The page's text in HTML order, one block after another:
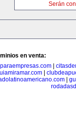
Serán
en venta:
|
|